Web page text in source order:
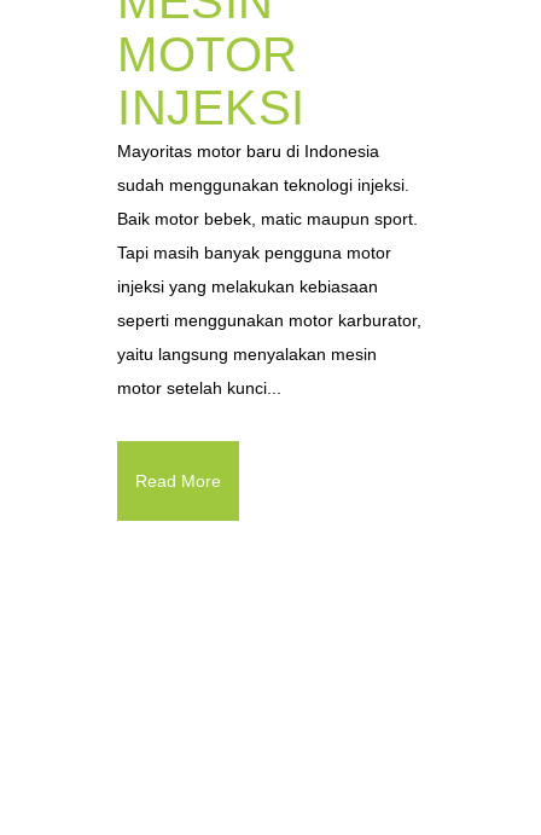
MOTOR
INJEKSI
Mayoritas motor baru di Indonesia
sudah menggunakan teknologi injeksi.
Baik motor bebek, matic maupun sport.
Tapi masih banyak pengguna motor
injeksi yang melakukan kebiasaan
seperti menggunakan motor karburator,
yaitu langsung menyalakan mesin
motor setelah kunci...
Read More